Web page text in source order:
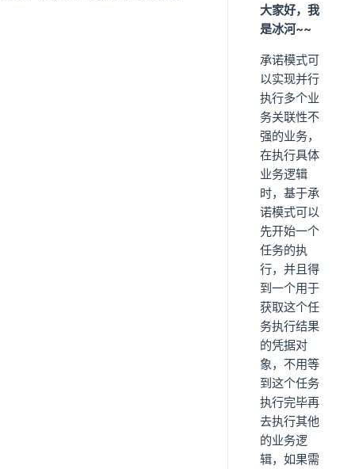
大家好，我
是冰河~~
承诺模式可
以实现并行
执行多个业
务关联性不
强的业务，
在执行具体
业务逻辑
时，基于承
诺模式可以
先开始一个
任务的执
行，并且得
到一个用于
获取这个任
务执行结果
的凭据对
象，不用等
到这个任务
执行完毕再
去执行其他
的业务逻
辑，如果需